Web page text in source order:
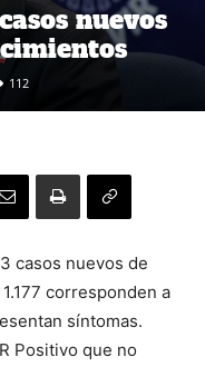
nuevos
112
casos nuevos de
corresponden a
síntomas.
Positivo que no